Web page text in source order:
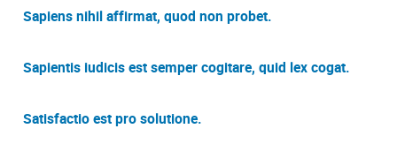
Sapiens nihil affirmat, quod non probet.
Sapientis iudicis est semper cogitare, quid lex cogat.
Satisfactio est pro solutione.